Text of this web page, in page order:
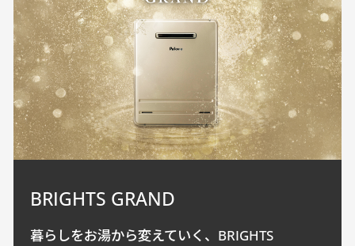
scroll
BRIGHTS GRAND
暮らしをお湯から変えていく、BRIGHTS